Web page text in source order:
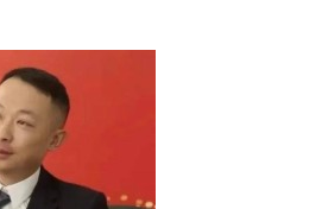
帕克斯顿（Chris Paxton）的高度评
太棒了！”同期，Asimov还开放了腿
，并表示全身体设计即将跟进。随
：“你的OpenClaw代理可以拥有实体
该平台上为AI代理赋予机器人身
都将参与其中，将Asimov硬件与
对接，形成了完整的闭环。